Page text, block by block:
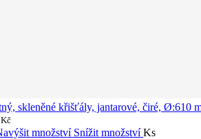
skleněné křišťály, jantarové, čiré, Ø:610
množství Snížit množstvíKs